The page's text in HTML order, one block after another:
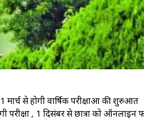
से होगी वार्षिक परीक्षाओं की शुरुआत
परीक्षा , 1 दिसंबर से छात्रों को ऑनलाइन